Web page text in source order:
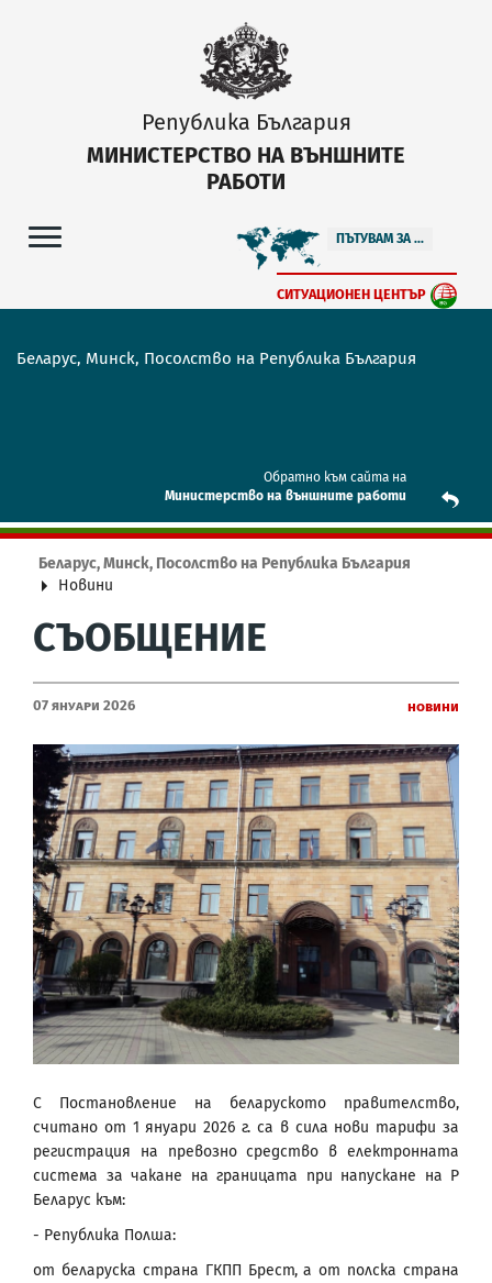
Република България
МИНИСТЕРСТВО НА ВЪНШНИТЕ
РАБОТИ
ПЪТУВАМ ЗА ...
СИТУАЦИОНЕН ЦЕНТЪР
Беларус, Минск, Посолство на Република България
Обратно към сайта на
Mинистерство на външните работи
Беларус, Минск, Посолство на Република България
Новини
СЪОБЩЕНИЕ
07 Януари 2026 Новини
С Постановление на беларуското правителство,
считано от 1 януари 2026 г. са в сила нови тарифи за
регистрация на превозно средство в електронната
система за чакане на границата при напускане на Р
Беларус към:
- Република Полша:
от беларуска страна ГКПП Брест, а от полска страна